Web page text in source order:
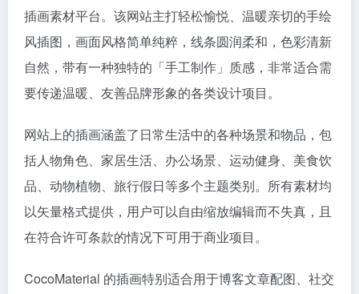
插画素材平台。该网站主打轻松愉悦、温暖亲切的手绘
风插图，画面风格简单纯粹，线条圆润柔和，色彩清新
自然，带有一种独特的「手工制作」质感，非常适合需
要传递温暖、友善品牌形象的各类设计项目。
网站上的插画涵盖了日常生活中的各种场景和物品，包
括人物角色、家居生活、办公场景、运动健身、美食饮
品、动物植物、旅行假日等多个主题类别。所有素材均
以矢量格式提供，用户可以自由缩放编辑而不失真，且
在符合许可条款的情况下可用于商业项目。
CocoMaterial 的插画特别适合用于博客文章配图、社交